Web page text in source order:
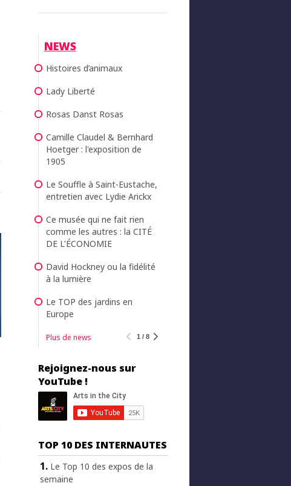
NEWS
Histoires d’animaux
Lady Liberté
Rosas Danst Rosas
Camille Claudel & Bernhard
Hoetger : l'exposition de
1905
Le Souffle à Saint-Eustache,
entretien avec Lydie Arickx
Ce musée qui ne fait rien
comme les autres : la CITÉ
DE L'ÉCONOMIE
David Hockney ou la fidélité
à la lumière
Le TOP des jardins en
Europe
Plus de news 1 / 8
Rejoignez-nous sur
YouTube !
TOP 10 DES INTERNAUTES
Le Top 10 des expos de la
semaine